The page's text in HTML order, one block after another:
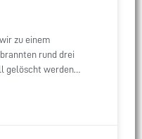
zu einem
rund drei
gelöscht werden